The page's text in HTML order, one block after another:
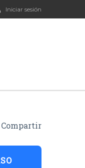
Iniciar sesión
Compartir